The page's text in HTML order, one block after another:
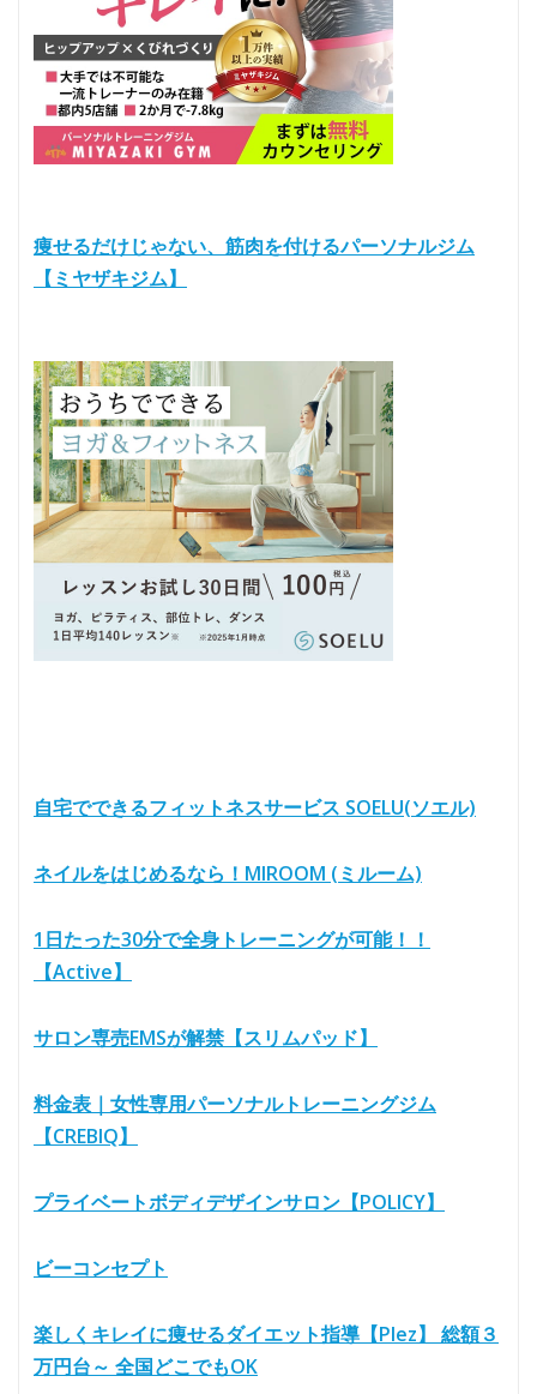
痩せるだけじゃない、筋肉を付けるパーソナルジム
【ミヤザキジム】
自宅でできるフィットネスサービス SOELU(ソエル)
ネイルをはじめるなら！MIROOM (ミルーム)
1日たった30分で全身トレーニングが可能！！
【Active】
サロン専売EMSが解禁【スリムパッド】
料金表｜女性専用パーソナルトレーニングジム
【CREBIQ】
プライベートボディデザインサロン【POLICY】
ビーコンセプト
楽しくキレイに痩せるダイエット指導【Plez】 総額３
万円台～ 全国どこでもOK